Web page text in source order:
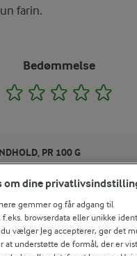
farin.
Bedømmelse
1 2 3 4
PR 100 G
kcal
at se denne video skal du give
om dine
gemmer og får adgang til
browserdata eller unikke
vælger Jeg accepterer, gør det
at understøtte de formål, der er